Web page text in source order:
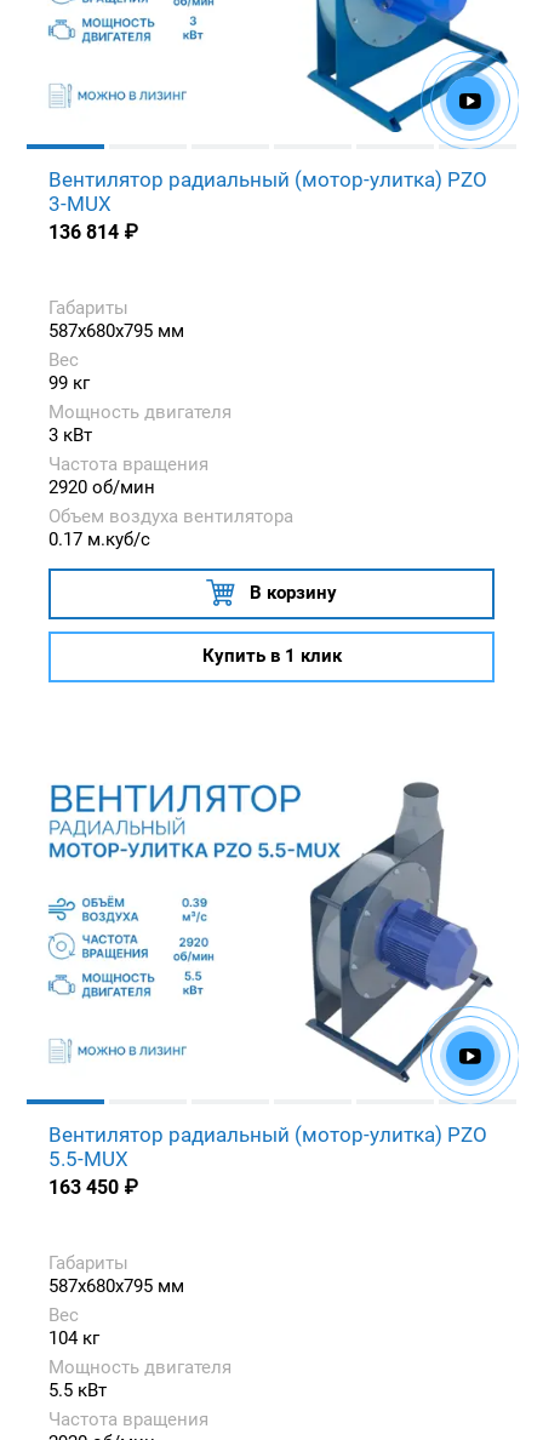
Вентилятор радиальный (мотор-улитка) PZO
3-MUX
136 814 ₽
Габариты
587x680x795 мм
Вес
99 кг
Мощность двигателя
3 кВт
Частота вращения
2920 об/мин
Объем воздуха вентилятора
0.17 м.куб/с
В корзину
Купить в 1 клик
Вентилятор радиальный (мотор-улитка) PZO
5.5-MUX
163 450 ₽
Габариты
587x680x795 мм
Вес
104 кг
Мощность двигателя
5.5 кВт
Частота вращения